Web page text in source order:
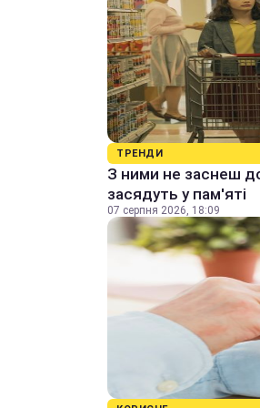
ТРЕНДИ
З ними не заснеш
засядуть у пам'яті
07 серпня 2026, 18:09